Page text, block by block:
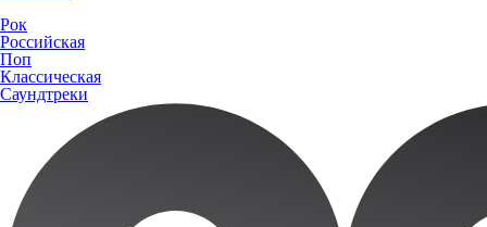
Рок
Российская
Поп
Классическая
Саундтреки